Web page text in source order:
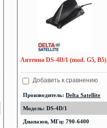
Антенна DS-4D/1 (mod. G5, B5)
Добавить к сравнению
Производитель:Delta Satellite
Модель: DS-4D/1
Диапазон, МГц: 790-6400